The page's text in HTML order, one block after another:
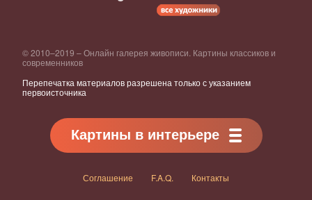
© 2010–2019 – Онлайн галерея живописи. Картины классиков и
современников
Перепечатка материалов разрешена только с указанием
первоисточника
Картины в интерьере
Соглашение F.A.Q. Контакты